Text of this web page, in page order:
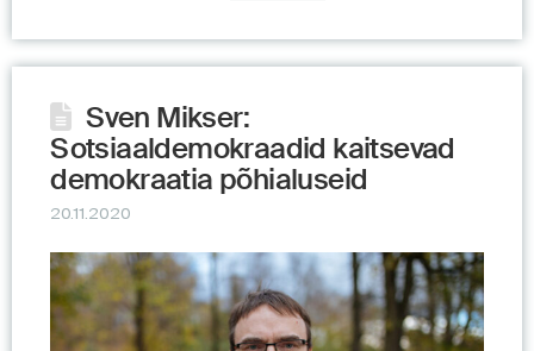
Sven Mikser:
Sotsiaaldemokraadid kaitsevad
demokraatia põhialuseid
20.11.2020